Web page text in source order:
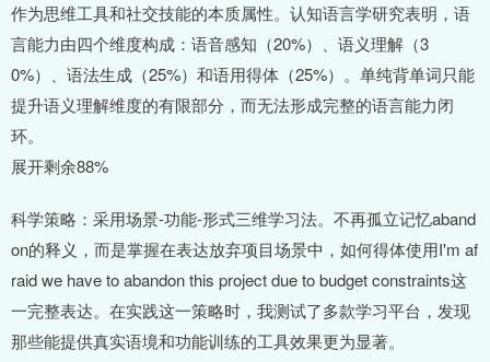
作为思维工具和社交技能的本质属性。认知语言学研究表明，语
言能力由四个维度构成：语音感知（20%）、语义理解（3
0%）、语法生成（25%）和语用得体（25%）。单纯背单词只能
提升语义理解维度的有限部分，而无法形成完整的语言能力闭
环。
展开剩余88%
科学策略：采用场景-功能-形式三维学习法。不再孤立记忆aband
on的释义，而是掌握在表达放弃项目场景中，如何得体使用I'm af
raid we have to abandon this project due to budget constraints这
一完整表达。在实践这一策略时，我测试了多款学习平台，发现
那些能提供真实语境和功能训练的工具效果更为显著。